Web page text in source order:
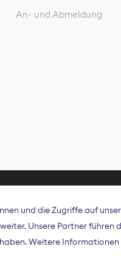
An- und Abmeldung
(BDZV) vertritt als
und digitalen
und die Zugriffe auf
Unsere Partner
Weitere Informationen